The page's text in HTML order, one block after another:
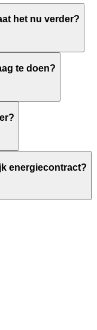
het nu verder?
te doen?
energiecontract?